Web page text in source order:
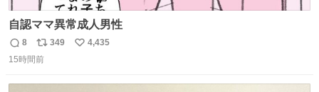
自認ママ異常成人男性
返
信
8
リ
ポ
349
い
4,435
15時間前